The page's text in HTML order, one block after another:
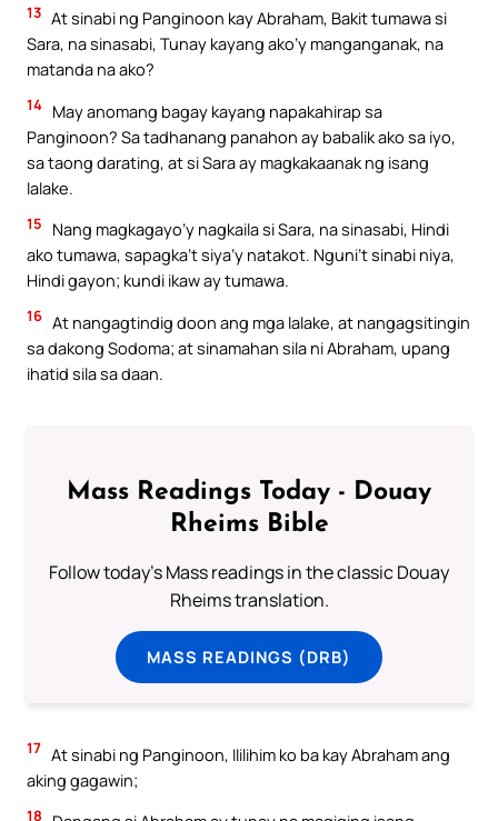
13 At sinabi ng Panginoon kay Abraham, Bakit tumawa si
Sara, na sinasabi, Tunay kayang ako’y manganganak, na
matanda na ako?
14 May anomang bagay kayang napakahirap sa
Panginoon? Sa tadhanang panahon ay babalik ako sa iyo,
sa taong darating, at si Sara ay magkakaanak ng isang
lalake.
15
Nang magkagayo’y nagkaila si Sara, na sinasabi, Hindi
ako tumawa, sapagka’t siya’y natakot. Nguni’t sinabi niya,
Hindi gayon; kundi ikaw ay tumawa.
16 At nangagtindig doon ang mga lalake, at nangagsitingin
sa dakong Sodoma; at sinamahan sila ni Abraham, upang
ihatid sila sa daan.
Mass Readings Today - Douay
Rheims Bible
Follow today's Mass readings in the classic Douay
Rheims translation.
MASS READINGS (DRB)
17 At sinabi ng Panginoon, Ililihim ko ba kay Abraham ang
aking gagawin;
18